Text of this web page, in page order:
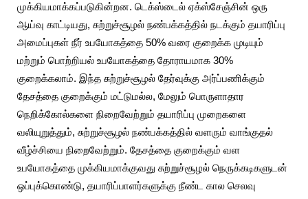
முக்கியமாக்கப்படுகின்றன. டெக்ஸ்டைல் ஏக்ஸ்சேஞ்சின் ஒரு
ஆய்வு காட்டியது, சுற்றுச்சூழல் நண்பக்கத்தில் நடக்கும் தயாரிப்பு
அமைப்புகள் நீர் உபயோகத்தை 50% வரை குறைக்க முடியும்
மற்றும் பொற்றியல் உபயோகத்தை தோராயமாக 30%
குறைக்கலாம். இந்த சுற்றுச்சூழல் தேர்வுக்கு அர்ப்பணிக்கும்
தேசத்தை குறைக்கும் மட்டுமல்ல, மேலும் பொருளாதார
நெறிக்கோல்களை நிறைவேற்றும் தயாரிப்பு முறைகளை
வலியுறுத்தும், சுற்றுச்சூழல் நண்பக்கத்தில் வளரும் வாங்குதல்
வீழ்ச்சியை நிறைவேற்றும். தேசத்தை குறைக்கும் வள
உபயோகத்தை முக்கியமாக்குவது சுற்றுச்சூழல் நெருக்கடிகளுடன்
ஒப்புக்கொண்டு, தயாரிப்பாளர்களுக்கு நீண்ட கால செலவு